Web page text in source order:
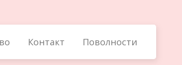
Контакт Поволности